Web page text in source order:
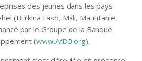
des jeunes dans les pays
(Burkina Faso, Mali, Mauritanie,
par le Groupe de la Banque
(www.AfDB.org).